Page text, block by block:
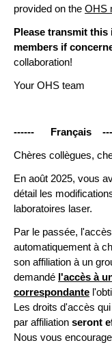
provided on the OHS
Please transmit
members if
collaboration!
Your OHS team
------ Français
Chères collègues,
En août 2025, vous
détail les
laboratoires laser.
Par le passée,
automatiquement à
son affiliation à un
demandé l'accès à
correspondante
Les droits d'accès
par affiliation seront
Nous vous